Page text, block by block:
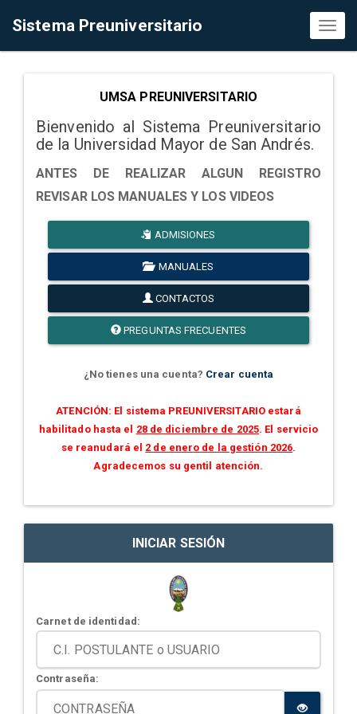
Sistema Preuniversitario
UMSA PREUNIVERSITARIO
Bienvenido al Sistema Preuniversitario
de la Universidad Mayor de San Andrés.
ANTES DE REALIZAR ALGUN REGISTRO
REVISAR LOS MANUALES Y LOS VIDEOS
ADMISIONES
MANUALES
CONTACTOS
PREGUNTAS FRECUENTES
¿No tienes una cuenta? Crear cuenta
ATENCIÓN: El sistema PREUNIVERSITARIO estará
habilitado hasta el 28 de diciembre de 2025. El servicio
se reanudará el 2 de enero de la gestión 2026.
Agradecemos su gentil atención.
INICIAR SESIÓN
Carnet de identidad:
Contraseña: